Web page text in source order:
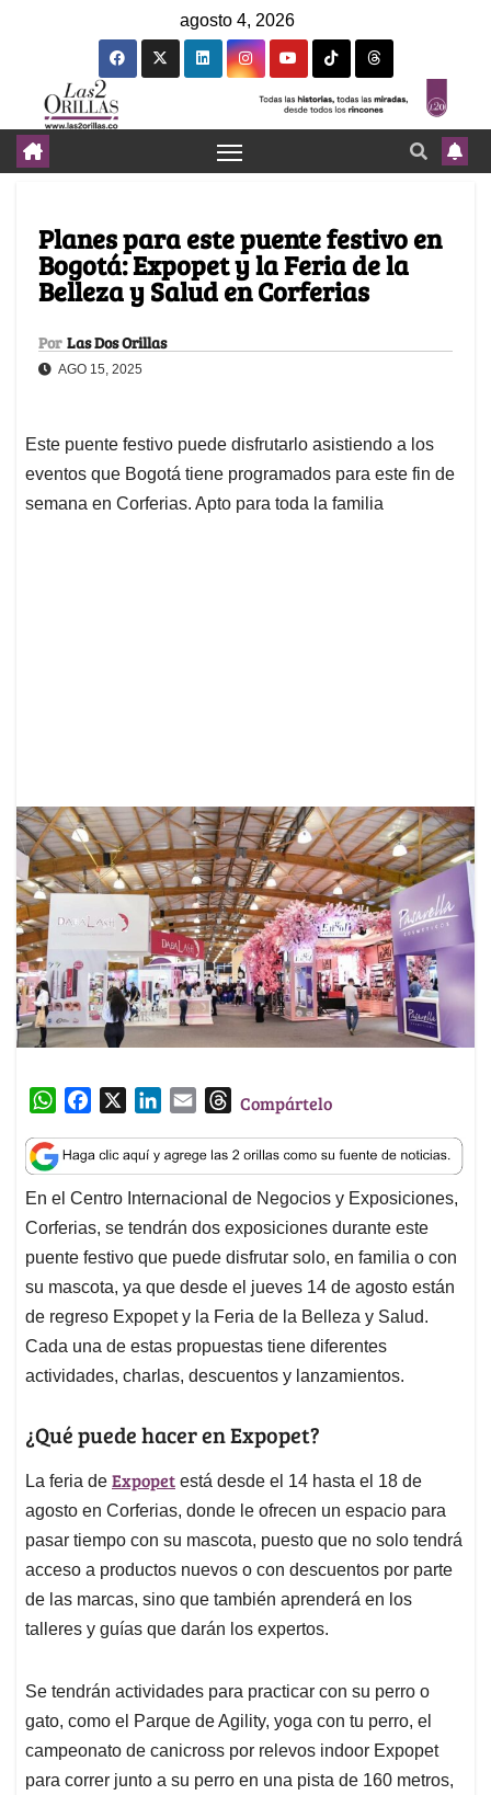
agosto 4, 2026
Planes para este puente festivo en
Bogotá: Expopet y la Feria de la
Belleza y Salud en Corferias
Por Las Dos Orillas
AGO 15, 2025
Este puente festivo puede disfrutarlo asistiendo a los
eventos que Bogotá tiene programados para este fin de
semana en Corferias. Apto para toda la familia
W
a
t
s
A
p
p
c
e
b
o
o
k
n
k
e
d
I
n
a
i
l
T
r
e
a
d
s
Compártelo
En el Centro Internacional de Negocios y Exposiciones,
Corferias, se tendrán dos exposiciones durante este
puente festivo que puede disfrutar solo, en familia o con
su mascota, ya que desde el jueves 14 de agosto están
de regreso Expopet y la Feria de la Belleza y Salud.
Cada una de estas propuestas tiene diferentes
actividades, charlas, descuentos y lanzamientos.
¿Qué puede hacer en Expopet?
La feria de Expopet está desde el 14 hasta el 18 de
agosto en Corferias, donde le ofrecen un espacio para
pasar tiempo con su mascota, puesto que no solo tendrá
acceso a productos nuevos o con descuentos por parte
de las marcas, sino que también aprenderá en los
talleres y guías que darán los expertos.
Se tendrán actividades para practicar con su perro o
gato, como el Parque de Agility, yoga con tu perro, el
campeonato de canicross por relevos indoor Expopet
para correr junto a su perro en una pista de 160 metros,